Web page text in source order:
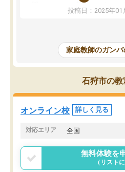
を開いてzoomを繋げるようにな
た！5科目なんでもOKなのもとて
めて1年ほどだった今では平均点
科目が増えてきました！あと1年
であるので無料の週末教室を使
がら頑張って欲しいと思います！
投稿日：2025年01
家庭教師のガン
石狩市の教
オンライン校 詳しく見る
対応エリア 全国
無料体験を
（リスト